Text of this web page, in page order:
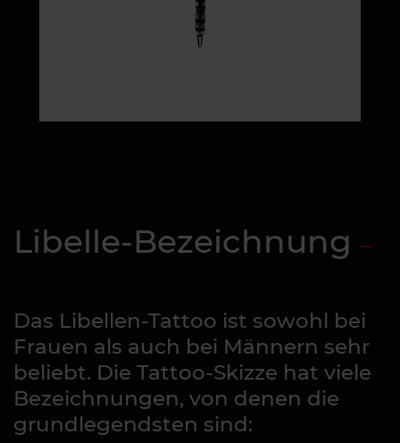
Libelle-Bezeichnung
Das Libellen-Tattoo ist sowohl bei
Frauen als auch bei Männern sehr
beliebt. Die Tattoo-Skizze hat viele
Bezeichnungen, von denen die
grundlegendsten sind: